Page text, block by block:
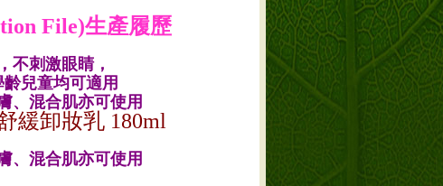
File)生產履歷
不刺激眼睛，
兒童均可適用
、混合肌亦可使用
緩卸妝乳 180ml
、混合肌亦可使用